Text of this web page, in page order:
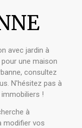
avec jardin à
une maison
consultez
N'hésitez pas à
!
à
modifier vos